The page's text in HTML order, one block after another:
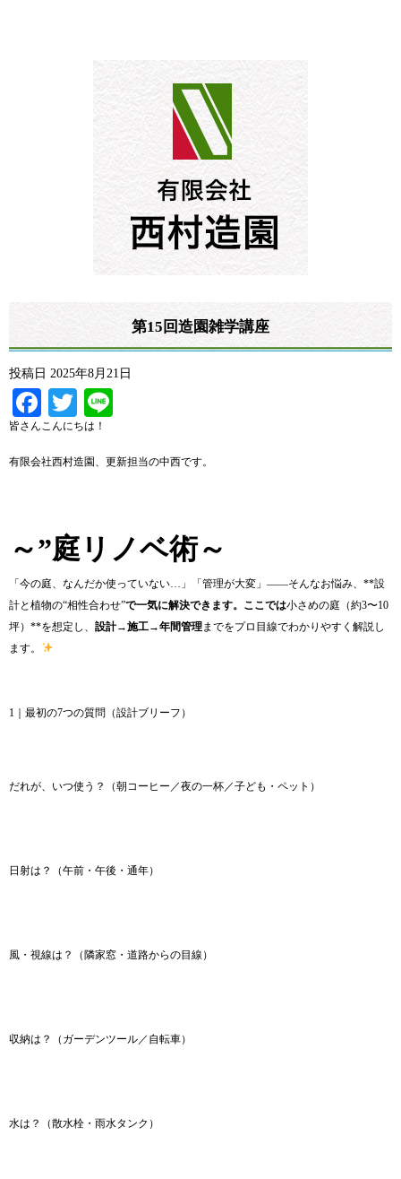
第15回造園雑学講座
投稿日 2025年8月21日
Facebook
Twitter
皆さんこんにちは！
有限会社西村造園、更新担当の中西です。
～”庭リノベ術～
「今の庭、なんだか使っていない…」「管理が大変」——そんなお悩み、**設
計と植物の“相性合わせ”で一気に解決できます。ここでは小さめの庭（約3〜10
坪）**を想定し、 設計→施工→年間管理までをプロ目線でわかりやすく解説し
ます。
1｜最初の7つの質問（設計ブリーフ）
だれが、いつ使う？（朝コーヒー／夜の一杯／子ども・ペット）
日射は？（午前・午後・通年）
風・視線は？（隣家窓・道路からの目線）
収納は？（ガーデンツール／自転車）
水は？（散水栓・雨水タンク）